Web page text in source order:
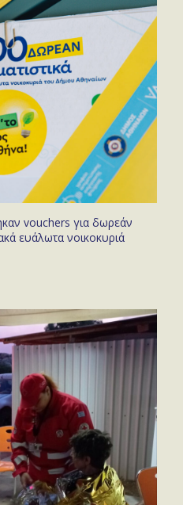
vouchers για δωρεάν
ευάλωτα νοικοκυριά